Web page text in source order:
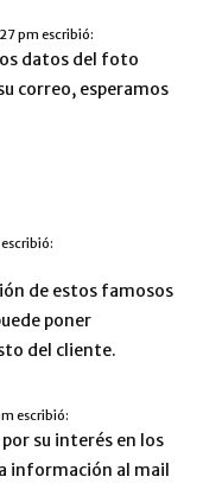
pm escribió:
datos del foto
correo, esperamos
escribió:
de estos famosos
poner
del cliente.
escribió:
su interés en los
información al mail